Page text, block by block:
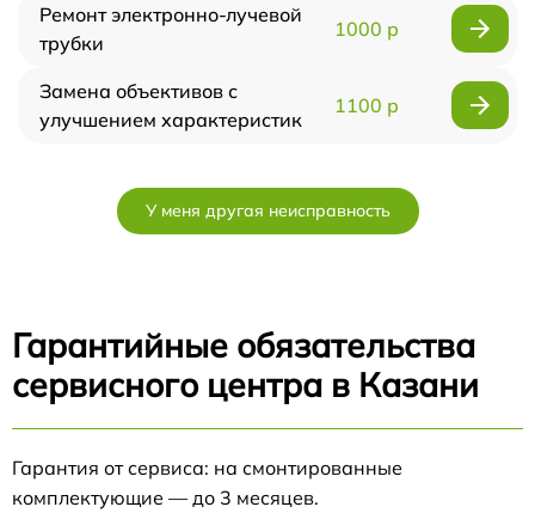
Ремонт электронно-лучевой
трубки
1000 р
Замена объективов с
улучшением характеристик
1100 р
У меня другая неисправность
Гарантийные обязательства
сервисного центра в Казани
Гарантия от сервиса: на смонтированные
комплектующие — до 3 месяцев.